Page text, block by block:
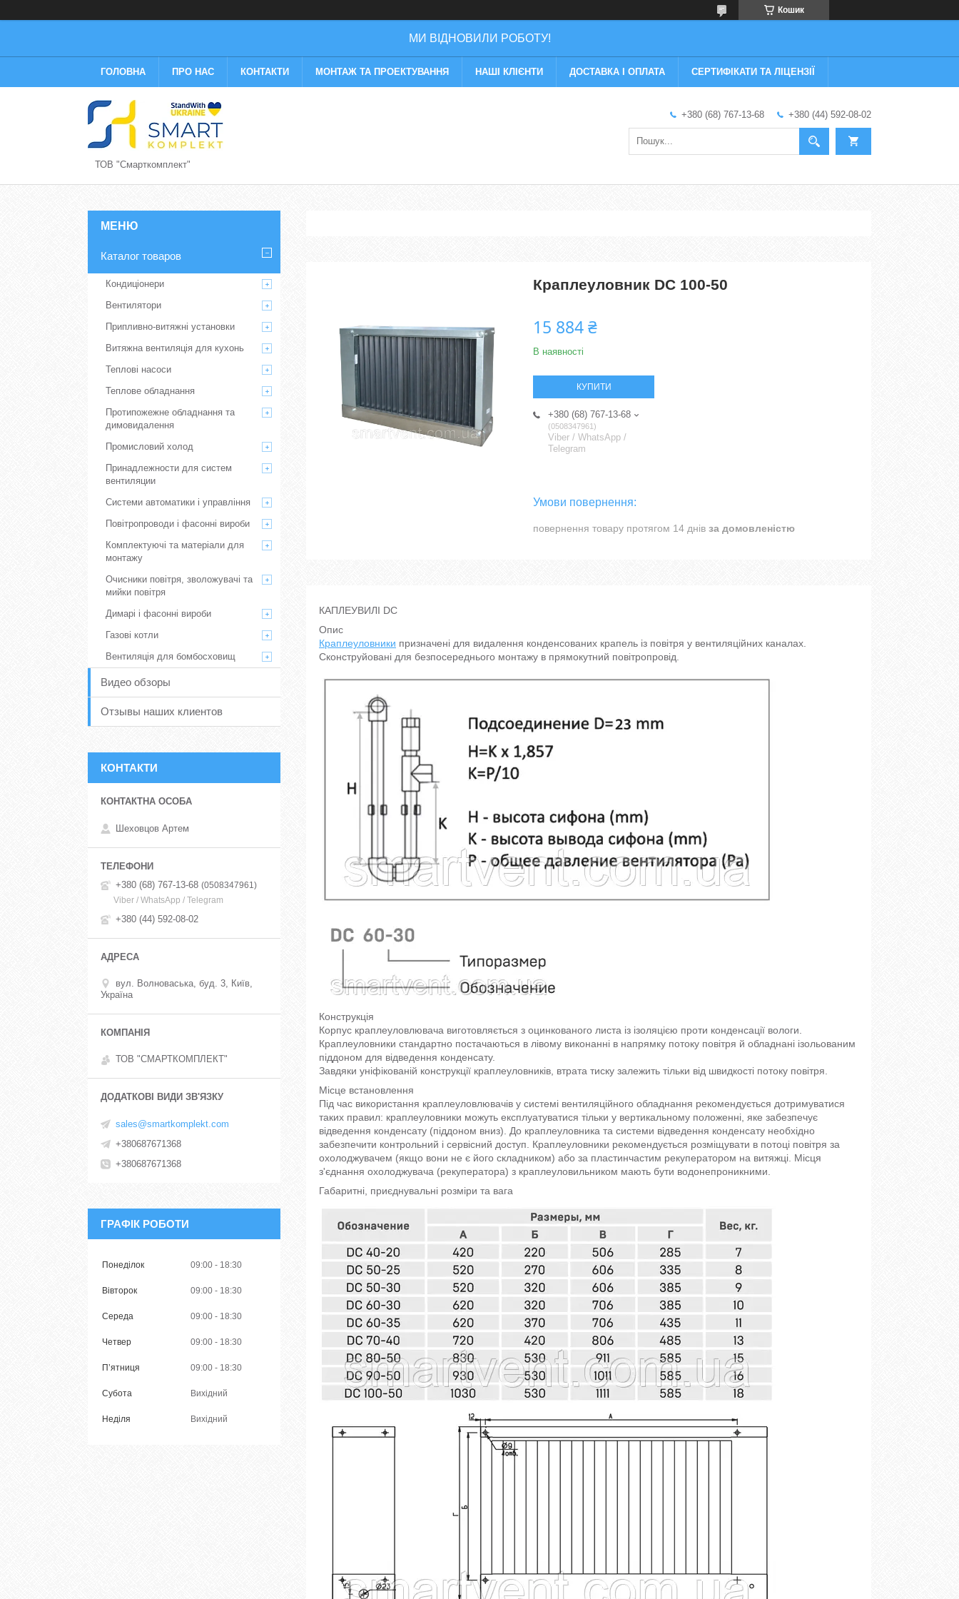
Кошик
МИ ВІДНОВИЛИ РОБОТУ!
ГОЛОВНА ПРО НАС КОНТАКТИ МОНТАЖ ТА ПРОЕКТУВАННЯ НАШІ КЛІЄНТИ ДОСТАВКА І ОПЛАТА СЕРТИФІКАТИ ТА ЛІЦЕНЗІЇ
ТОВ "Смарткомплект"
+380 (68) 767-13-68 +380 (44) 592-08-02
Краплеуловник DC 100-50
15 884 ₴
В наявності
КУПИТИ
+380 (68) 767-13-68
0508347961
Viber / WhatsApp /
Telegram
повернення товару протягом 14 днів за домовленістю
КАПЛЕУВИЛІ DC
Опис
Краплеуловники призначені для видалення конденсованих крапель із повітря у вентиляційних каналах.
Сконструйовані для безпосереднього монтажу в прямокутний повітропровід.
Конструкція
Корпус краплеуловлювача виготовляється з оцинкованого листа із ізоляцією проти конденсації вологи.
Краплеуловники стандартно постачаються в лівому виконанні в напрямку потоку повітря й обладнані ізольованим
піддоном для відведення конденсату.
Завдяки уніфікованій конструкції краплеуловників, втрата тиску залежить тільки від швидкості потоку повітря.
Місце встановлення
Під час використання краплеуловлювачів у системі вентиляційного обладнання рекомендується дотримуватися
таких правил: краплеуловники можуть експлуатуватися тільки у вертикальному положенні, яке забезпечує
відведення конденсату (піддоном вниз). До краплеуловника та системи відведення конденсату необхідно
забезпечити контрольний і сервісний доступ. Краплеуловники рекомендується розміщувати в потоці повітря за
охолоджувачем (якщо вони не є його складником) або за пластинчастим рекуператором на витяжці. Місця
з'єднання охолоджувача (рекуператора) з краплеуловильником мають бути водонепроникними.
Габаритні, приєднувальні розміри та вага
Каталог товаров
Кондиціонери
Вентилятори
Припливно-витяжні установки
Витяжна вентиляція для кухонь
Теплові насоси
Теплове обладнання
Протипожежне обладнання та
димовидалення
Промисловий холод
Принадлежности для систем
вентиляции
Системи автоматики і управління
Повітропроводи і фасонні вироби
Комплектуючі та матеріали для
монтажу
Очисники повітря, зволожувачі та
мийки повітря
Димарі і фасонні вироби
Газові котли
Вентиляція для бомбосховищ
Видео обзоры
Отзывы наших клиентов
КОНТАКТИ
Шеховцов Артем
+380 (68) 767-13-68 0508347961
Viber / WhatsApp / Telegram
+380 (44) 592-08-02
вул. Волноваська, буд. 3, Київ,
Україна
ТОВ "СМАРТКОМПЛЕКТ"
sales@smartkomplekt.com
+380687671368
+380687671368
ГРАФІК РОБОТИ
Понеділок 09:00 18:30
Вівторок 09:00 18:30
Середа 09:00 18:30
Четвер 09:00 18:30
Пʼятниця 09:00 18:30
Субота Вихідний
Неділя Вихідний